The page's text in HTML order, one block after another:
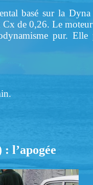
basé sur la
de 0,26. Le
pur. Elle
l’apogée